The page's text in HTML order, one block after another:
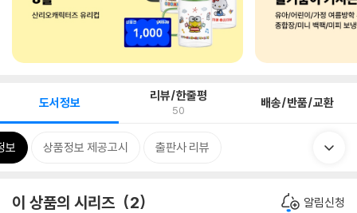
도서정보 리뷰/한줄평
50 배송/반품/교환
보 상품정보 제공고시 출판사 리뷰
이 상품의 시리즈 2 알림신청